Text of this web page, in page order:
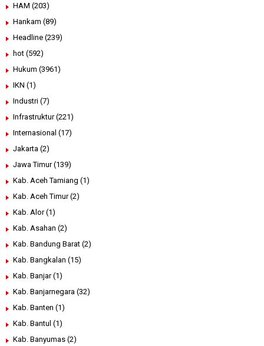
HAM (203)
Hankam (89)
Headline (239)
hot (592)
Hukum (3961)
IKN (1)
Industri (7)
Infrastruktur (221)
Internasional (17)
Jakarta (2)
Jawa Timur (139)
Kab. Aceh Tamiang (1)
Kab. Aceh Timur (2)
Kab. Alor (1)
Kab. Asahan (2)
Kab. Bandung Barat (2)
Kab. Bangkalan (15)
Kab. Banjar (1)
Kab. Banjarnegara (32)
Kab. Banten (1)
Kab. Bantul (1)
Kab. Banyumas (2)